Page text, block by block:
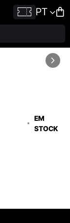
PT
EM
STOCK